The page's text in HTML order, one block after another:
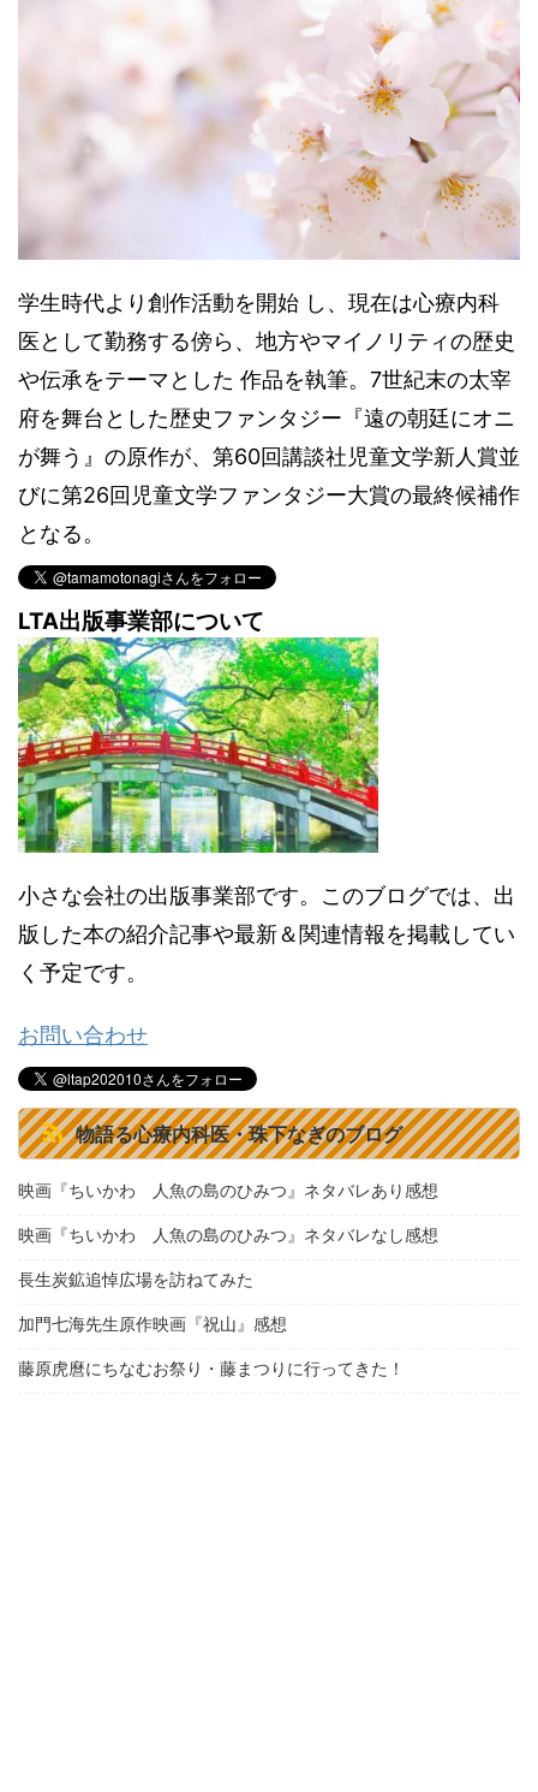
学生時代より創作活動を開始 し、現在は心療内科
医として勤務する傍ら、地方やマイノリティの歴史
や伝承をテーマとした 作品を執筆。7世紀末の太宰
府を舞台とした歴史ファンタジー『遠の朝廷にオニ
が舞う』の原作が、第60回講談社児童文学新人賞並
びに第26回児童文学ファンタジー大賞の最終候補作
となる。
LTA出版事業部について
小さな会社の出版事業部です。このブログでは、出
版した本の紹介記事や最新＆関連情報を掲載してい
く予定です。
お問い合わせ
物語る心療内科医・珠下なぎのブログ
映画『ちいかわ 人魚の島のひみつ』ネタバレあり感想
映画『ちいかわ 人魚の島のひみつ』ネタバレなし感想
長生炭鉱追悼広場を訪ねてみた
加門七海先生原作映画『祝山』感想
藤原虎麿にちなむお祭り・藤まつりに行ってきた！